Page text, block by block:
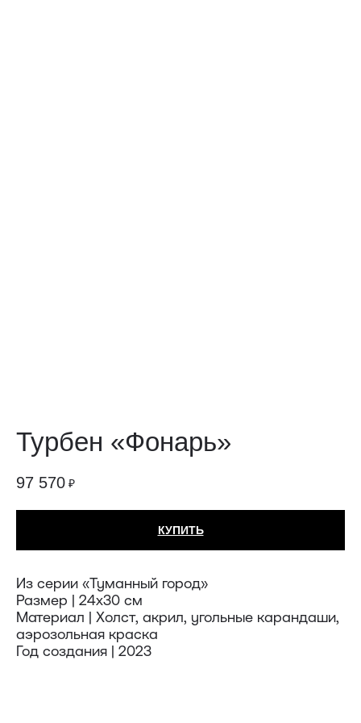
Турбен «Фонарь»
97 570 ₽
КУПИТЬ
Из серии «Туманный город»
Размер | 24х30 см
Материал | Холст, акрил, угольные карандаши,
аэрозольная краска
Год создания | 2023